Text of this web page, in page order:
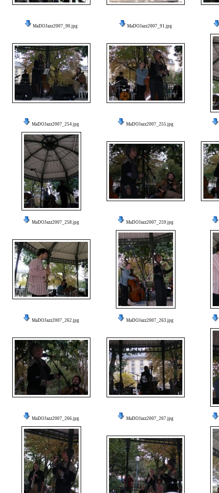
MaDOJazz2007_90.jpg MaDOJazz2007_91.jpg
MaDOJazz2007_254.jpg MaDOJazz2007_255.jpg
MaDOJazz2007_258.jpg MaDOJazz2007_259.jpg
MaDOJazz2007_262.jpg MaDOJazz2007_263.jpg
MaDOJazz2007_266.jpg MaDOJazz2007_267.jpg